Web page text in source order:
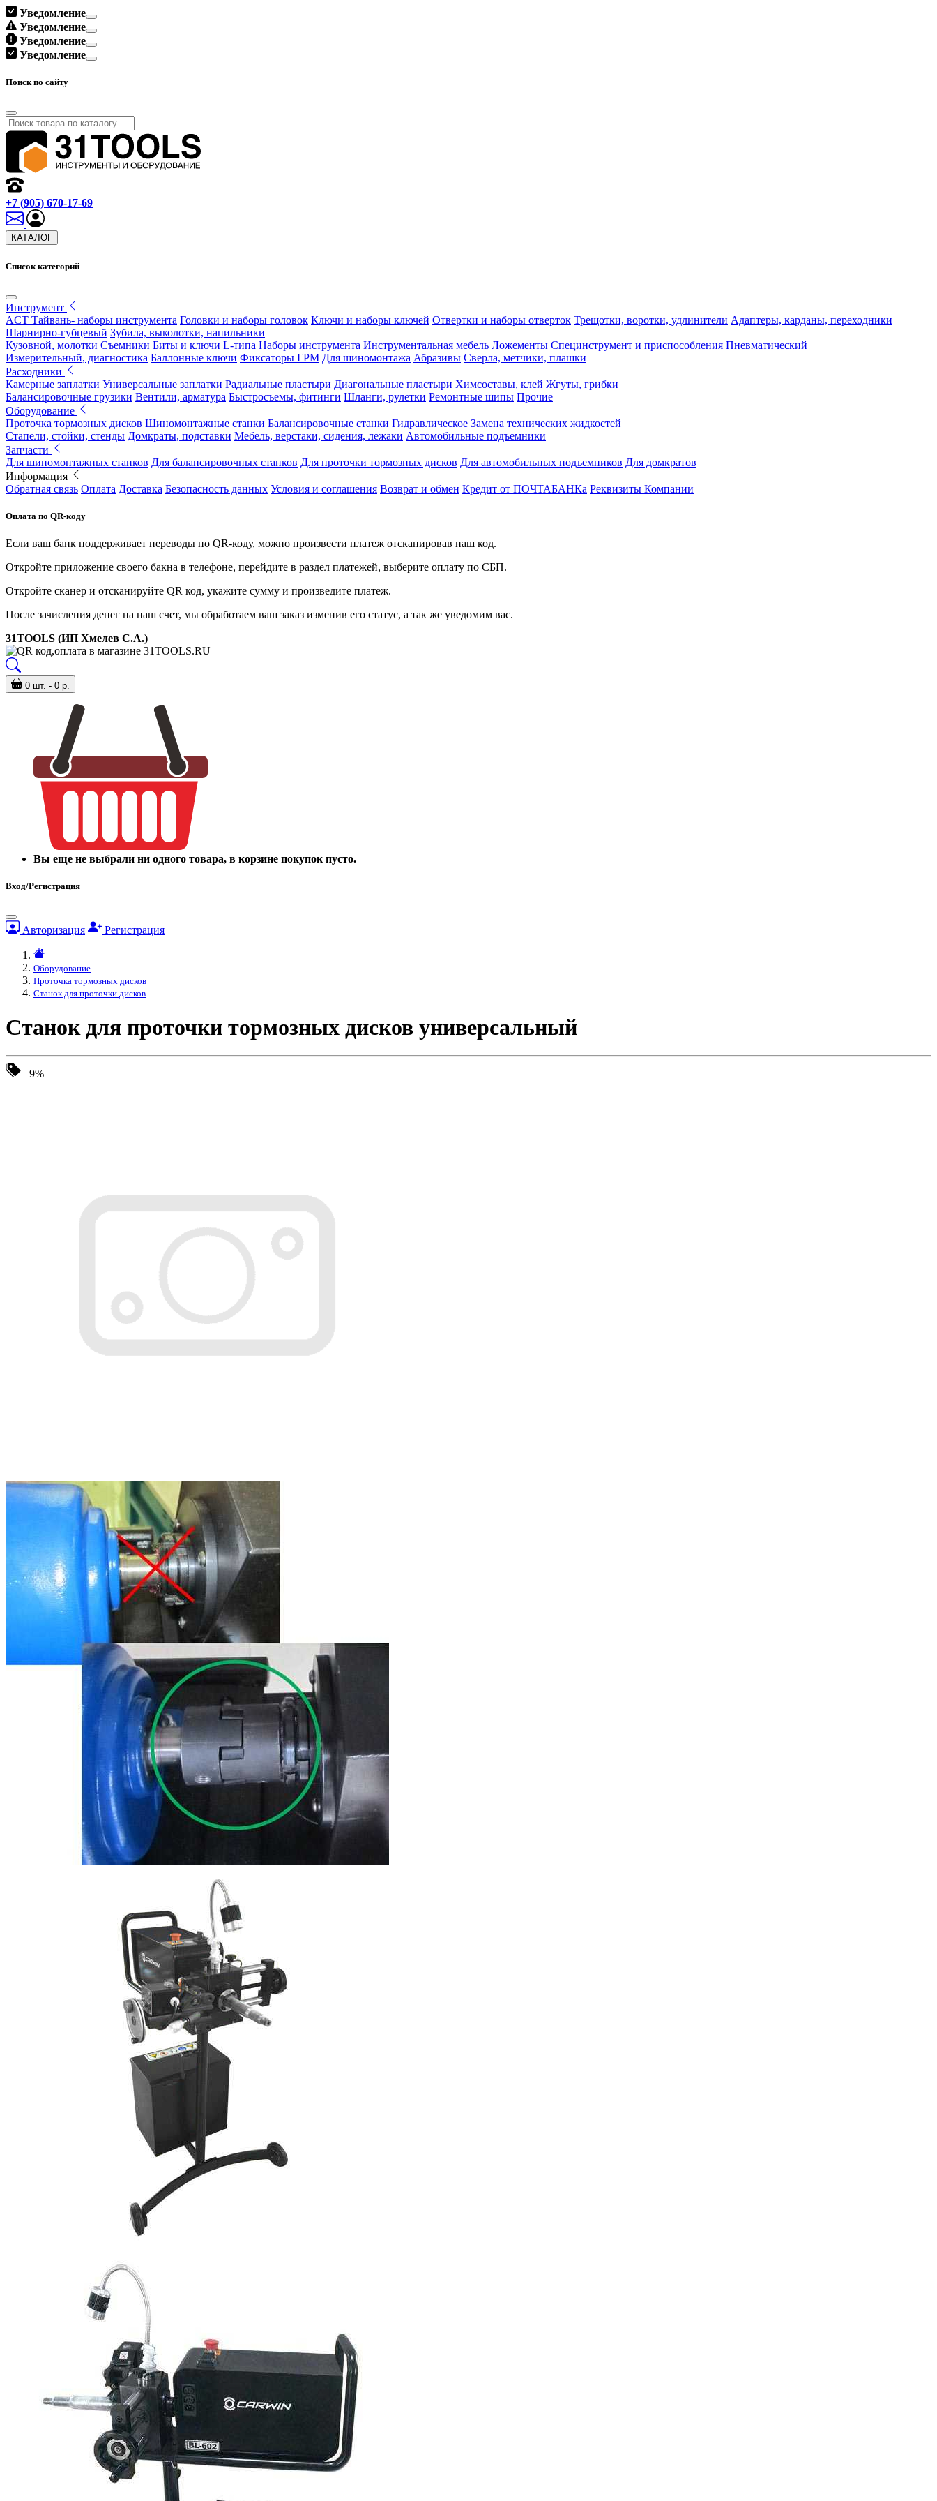
Уведомление
Уведомление
Уведомление
Уведомление
Поиск по сайту
+7 (905) 670-17-69
КАТАЛОГ
Список категорий
Инструмент
ACT Тайвань- наборы инструмента Головки и наборы головок Ключи и наборы ключей Отвертки и наборы отверток Трещотки, воротки, удлинители Адаптеры, карданы, переходники
Шарнирно-губцевый Зубила, выколотки, напильники
Кузовной, молотки Съемники Биты и ключи L-типа Наборы инструмента Инструментальная мебель Ложементы Специнструмент и приспособления Пневматический
Измерительный, диагностика Баллонные ключи Фиксаторы ГРМ Для шиномонтажа Абразивы Сверла, метчики, плашки
Расходники
Камерные заплатки Универсальные заплатки Радиальные пластыри Диагональные пластыри Химсоставы, клей Жгуты, грибки
Балансировочные грузики Вентили, арматура Быстросъемы, фитинги Шланги, рулетки Ремонтные шипы Прочие
Оборудование
Проточка тормозных дисков Шиномонтажные станки Балансировочные станки Гидравлическое Замена технических жидкостей
Стапели, стойки, стенды Домкраты, подставки Мебель, верстаки, сидения, лежаки Автомобильные подъемники
Запчасти
Для шиномонтажных станков Для балансировочных станков Для проточки тормозных дисков Для автомобильных подъемников Для домкратов
Информация
Обратная связь Оплата Доставка Безопасность данных Условия и соглашения Возврат и обмен Кредит от ПОЧТАБАНКа Реквизиты Компании
Оплата по QR-коду
Если ваш банк поддерживает переводы по QR-коду, можно произвести платеж отсканировав наш код.
Откройте приложение своего бакна в телефоне, перейдите в раздел платежей, выберите оплату по СБП.
Откройте сканер и отсканируйте QR код, укажите сумму и произведите платеж.
После зачисления денег на наш счет, мы обработаем ваш заказ изменив его статус, а так же уведомим вас.
31TOOLS (ИП Хмелев С.А.)
0 шт. - 0 р.
Вы еще не выбрали ни одного товара, в корзине покупок пусто.
Вход/Регистрация
Авторизация Регистрация
Оборудование
Проточка тормозных дисков
Станок для проточки дисков
Станок для проточки тормозных дисков универсальный
–9%